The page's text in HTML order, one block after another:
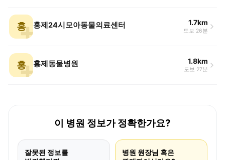
홍 홍제24시모아동물의료센터 1.7km
도보 26분
홍 홍제동물병원 1.8km
도보 27분
이 병원 정보가 정확한가요?
잘못된 정보를
병원 원장님 혹은